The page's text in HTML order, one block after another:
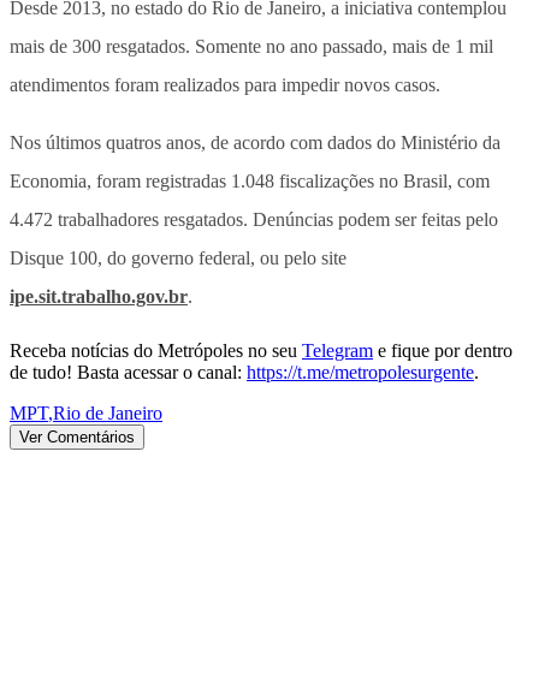
Desde 2013, no estado do Rio de Janeiro, a iniciativa contemplou
mais de 300 resgatados. Somente no ano passado, mais de 1 mil
atendimentos foram realizados para impedir novos casos.
Nos últimos quatros anos, de acordo com dados do Ministério da
Economia, foram registradas 1.048 fiscalizações no Brasil, com
4.472 trabalhadores resgatados. Denúncias podem ser feitas pelo
Disque 100, do governo federal, ou pelo site
ipe.sit.trabalho.gov.br.
Receba notícias do Metrópoles no seu Telegram e fique por dentro
de tudo! Basta acessar o canal: https://t.me/metropolesurgente.
MPT,Rio de Janeiro
Ver Comentários